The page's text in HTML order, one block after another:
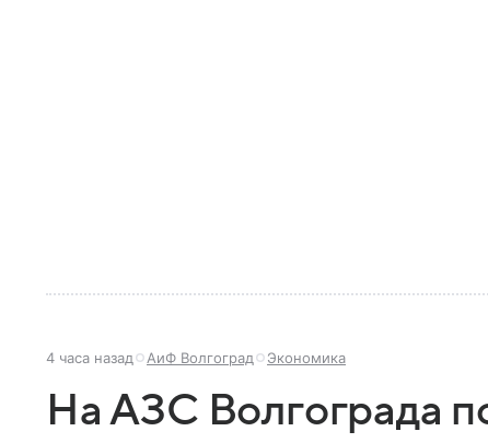
4 часа назад АиФ Волгоград Экономика
На АЗС Волгограда